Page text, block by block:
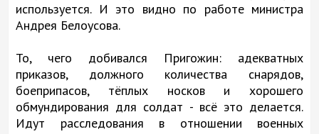
используется. И это видно по работе министра
Андрея Белоусова.
То, чего добивался Пригожин: адекватных
приказов, должного количества снарядов,
боеприпасов, тёплых носков и хорошего
обмундирования для солдат - всё это делается.
Идут расследования в отношении военных